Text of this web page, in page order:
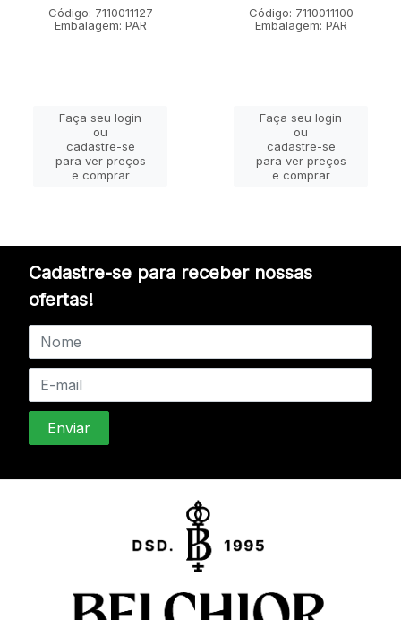
Código: 7110011127
Embalagem: PAR
Faça seu login
ou
cadastre-se
para ver preços
e comprar
Código: 7110011100
Embalagem: PAR
Faça seu login
ou
cadastre-se
para ver preços
e comprar
Cadastre-se para receber nossas
ofertas!